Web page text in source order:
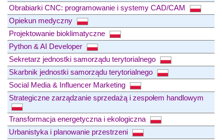
Obrabiarki CNC: programowanie i systemy CAD/CAM
Opiekun medyczny
Projektowanie bioklimatyczne
Python & AI Developer
Sekretarz jednostki samorządu terytorialnego
Skarbnik jednostki samorządu terytorialnego
Social Media & Influencer Marketing
Strategiczne zarządzanie sprzedażą i zespołem handlowym
Transformacja energetyczna i ekologiczna
Urbanistyka i planowanie przestrzeni